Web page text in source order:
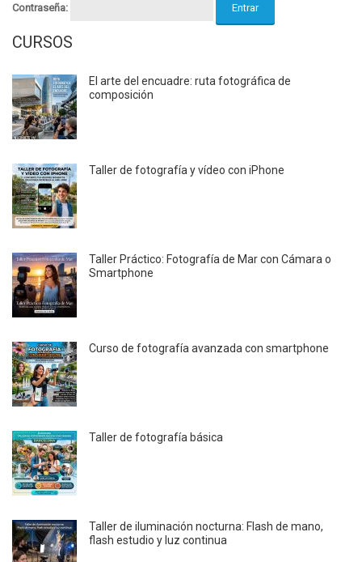
Contraseña:
CURSOS
El arte del encuadre: ruta fotográfica de
composición
Taller de fotografía y vídeo con iPhone
Taller Práctico: Fotografía de Mar con Cámara o
Smartphone
Curso de fotografía avanzada con smartphone
Taller de fotografía básica
Taller de iluminación nocturna: Flash de mano,
flash estudio y luz continua